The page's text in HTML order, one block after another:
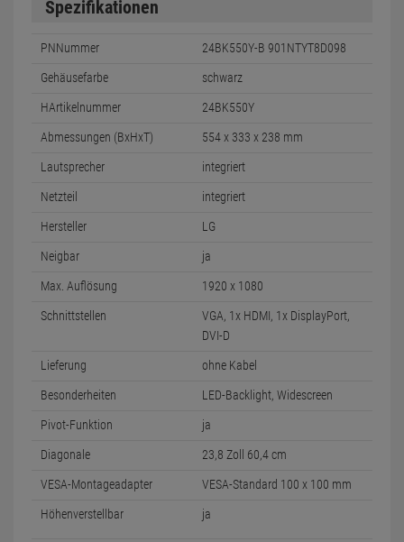
Spezifikationen
PNNummer 24BK550Y-B 901NTYT8D098
Gehäusefarbe schwarz
HArtikelnummer 24BK550Y
Abmessungen (BxHxT) 554 x 333 x 238 mm
Lautsprecher integriert
Netzteil integriert
Hersteller LG
Neigbar ja
Max. Auflösung 1920 x 1080
Schnittstellen
VGA, 1x HDMI, 1x DisplayPort,
DVI-D
Lieferung ohne Kabel
Besonderheiten LED-Backlight, Widescreen
Pivot-Funktion ja
Diagonale 23,8 Zoll 60,4 cm
VESA-Montageadapter VESA-Standard 100 x 100 mm
Höhenverstellbar ja